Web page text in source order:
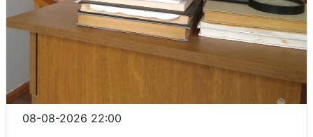
08-08-2026 22:00